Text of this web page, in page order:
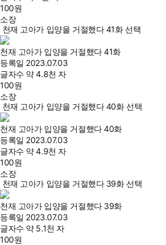
100원
소장
천재 고아가 입양을 거절했다 41화 선택
천재 고아가 입양을 거절했다 41화
등록일 2023.07.03
글자수 약 4.8천 자
100원
소장
천재 고아가 입양을 거절했다 40화 선택
천재 고아가 입양을 거절했다 40화
등록일 2023.07.03
글자수 약 4.9천 자
100원
소장
천재 고아가 입양을 거절했다 39화 선택
천재 고아가 입양을 거절했다 39화
등록일 2023.07.03
글자수 약 5.1천 자
100원